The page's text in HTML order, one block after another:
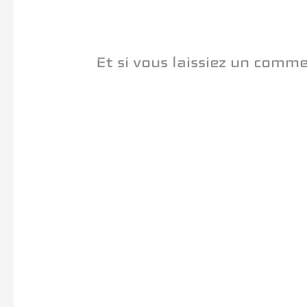
Et si vous laissiez un